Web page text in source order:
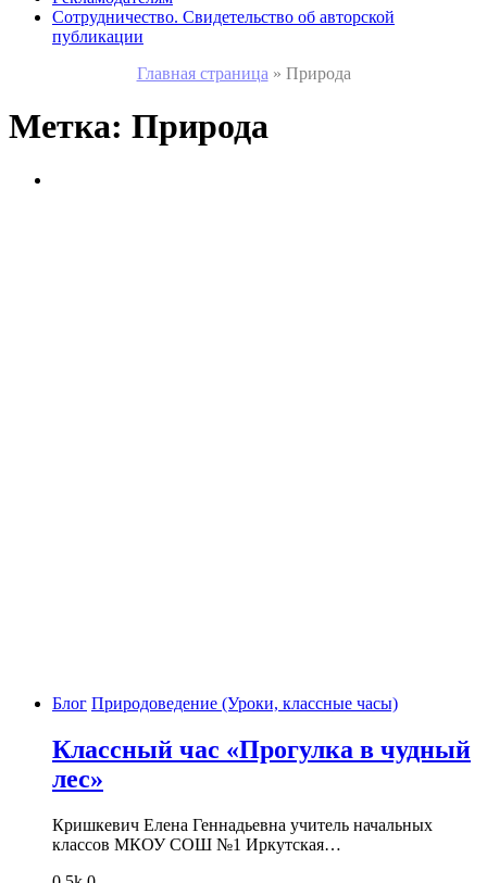
Сотрудничество. Свидетельство об авторской
публикации
Главная страница » Природа
Метка: Природа
Блог Природоведение (Уроки, классные часы)
Классный час «Прогулка в чудный
лес»
Кришкевич Елена Геннадьевна учитель начальных
классов МКОУ СОШ №1 Иркутская…